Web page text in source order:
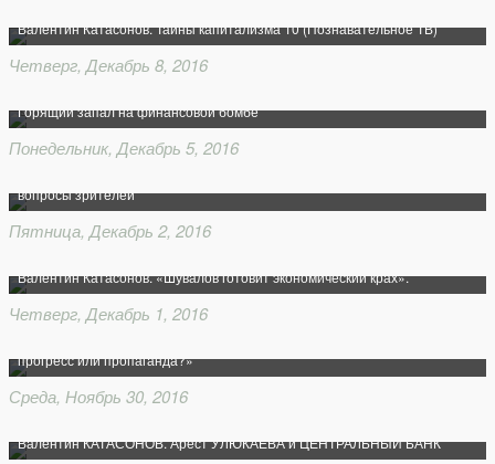
Валентин Катасонов. Тайны капитализма 10 (Познавательное ТВ)
Четверг, Декабрь 8, 2016
Горящий запал на финансовой бомбе
Понедельник, Декабрь 5, 2016
вопросы зрителей
Пятница, Декабрь 2, 2016
Валентин Катасонов. «Шувалов готовит экономический крах».
Четверг, Декабрь 1, 2016
прогресс или пропаганда?»
Среда, Ноябрь 30, 2016
Валентин КАТАСОНОВ. Арест УЛЮКАЕВА и ЦЕНТРАЛЬНЫЙ БАНК